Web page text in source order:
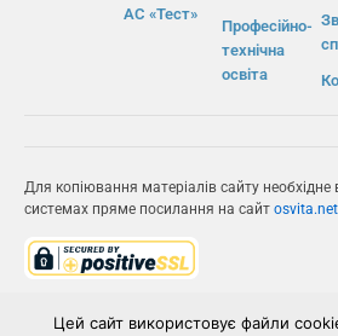
АС «Тест»
Професійно-
технічна
освіта
Для копіювання матеріалів сайту
системах пряме посилання на сайт osvita.net
Цей сайт використовує файли